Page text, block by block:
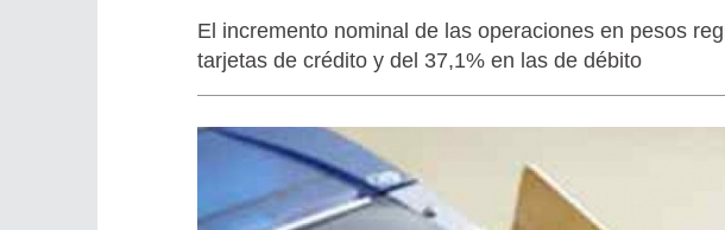
El incremento nominal de las operaciones en pesos
tarjetas de crédito y del 37,1% en las de débito